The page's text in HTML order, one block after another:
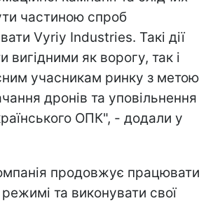
частиною спроб
Vyriy Industries. Такі дії
вигідними як ворогу, так і
учасникам ринку з метою
дронів та уповільнення
ОПК", - додали у
продовжує працювати
та виконувати свої